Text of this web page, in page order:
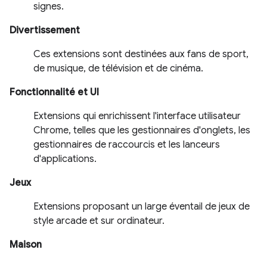
signes.
Divertissement
Ces extensions sont destinées aux fans de sport,
de musique, de télévision et de cinéma.
Fonctionnalité et UI
Extensions qui enrichissent l'interface utilisateur
Chrome, telles que les gestionnaires d'onglets, les
gestionnaires de raccourcis et les lanceurs
d'applications.
Jeux
Extensions proposant un large éventail de jeux de
style arcade et sur ordinateur.
Maison